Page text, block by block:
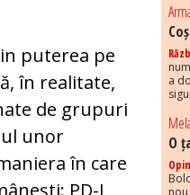
puterea pe
în realitate,
de grupuri
unor
în care
PD-L,
a
O